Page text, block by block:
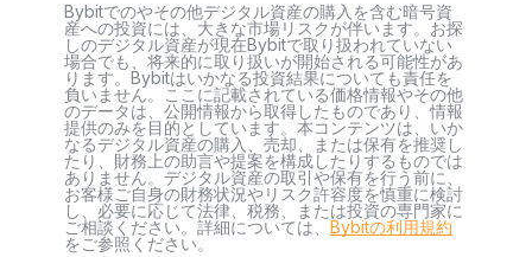
Bybitでのやその他デジタル資産の購入を含む暗号資
産への投資には、大きな市場リスクが伴います。お探
しのデジタル資産が現在Bybitで取り扱われていない
場合でも、将来的に取り扱いが開始される可能性があ
ります。Bybitはいかなる投資結果についても責任を
負いません。ここに記載されている価格情報やその他
のデータは、公開情報から取得したものであり、情報
提供のみを目的としています。本コンテンツは、いか
なるデジタル資産の購入、売却、または保有を推奨し
たり、財務上の助言や提案を構成したりするものでは
ありません。デジタル資産の取引や保有を行う前に、
お客様ご自身の財務状況やリスク許容度を慎重に検討
し、必要に応じて法律、税務、または投資の専門家に
ご相談ください。詳細については、 Bybitの利用規約
をご参照ください。